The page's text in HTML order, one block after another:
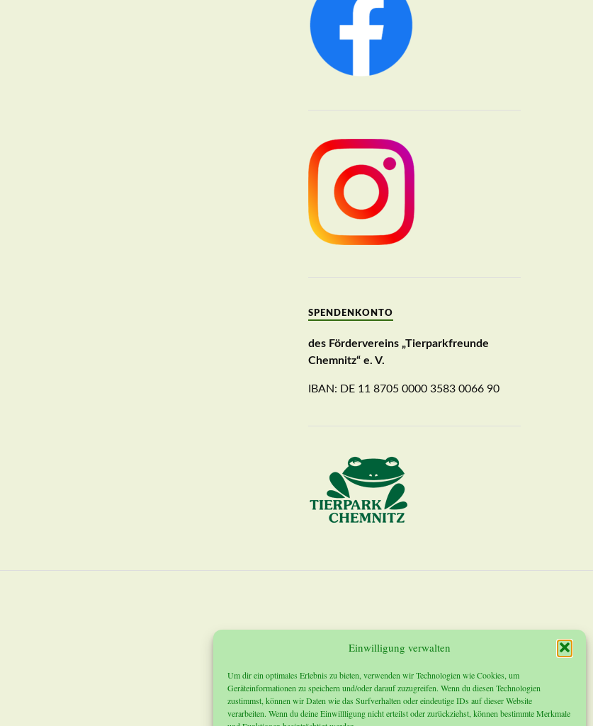
Einwilligung verwalten
Um dir ein optimales Erlebnis zu bieten, verwenden wir Technologien wie Cookies, um
Geräteinformationen zu speichern und/oder darauf zuzugreifen. Wenn du diesen Technologien
zustimmst, können wir Daten wie das Surfverhalten oder eindeutige IDs auf dieser Website
verarbeiten. Wenn du deine Einwillligung nicht erteilst oder zurückziehst, können bestimmte Merkmale
SPENDENKONTO
des Fördervereins „Tierparkfreunde
Chemnitz“ e. V.
IBAN: DE 11 8705 0000 3583 0066 90